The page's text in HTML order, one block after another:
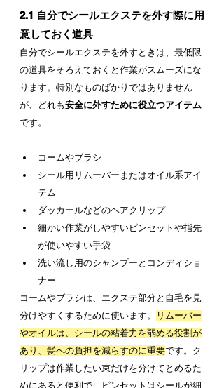
2.1 自分でシールエクステを外す際に用
意しておく道具
自分でシールエクステを外すときは、最低限
の道具をそろえておくと作業がスムーズにな
ります。特別なものばかりではありません
が、どれも安全に外すために役立つアイテム
です。
コームやブラシ
シール用リムーバーまたはオイル系アイ
テム
ダッカールなどのヘアクリップ
細かい作業がしやすいピンセットや指先
が使いやすい手袋
洗い流し用のシャンプーとコンディショ
ナー
コームやブラシは、エクステ部分と自毛を見
分けやすくするために使います。
リムーバー
やオイルは、シールの粘着力を弱める役割が
あり、髪への負担を減らすのに重要です。ク
リップは作業したい束だけを分けてとめるた
めにあると便利で、ピンセットはシールが細